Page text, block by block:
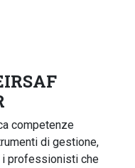
competenze
di gestione,
i professionisti che